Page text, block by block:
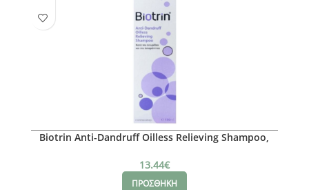
Biotrin Anti-Dandruff Oilless Relieving Shampoo,
13.44€
ΠΡΟΣΘΗΚΗ